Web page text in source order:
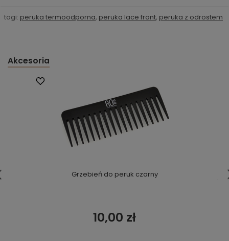
tagi: peruka termoodporna, peruka lace front, peruka z odrostem
Akcesoria
Grzebień do peruk czarny
10,00 zł